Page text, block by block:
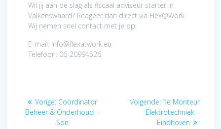
Wil jij aan de slag als fiscaal adviseur starter in
Valkenswaard? Reageer dan direct via Flex@Work.
Wij nemen snel contact met je op.
E-mail: info@flexatwork.eu
Telefoon: 06-20994526
Bericht
navigatie
Vorige: Vorig
bericht:
Coördinator
Beheer & Onderhoud –
Son
Volgende: Volgend
bericht:
1e Monteur
Elektrotechniek –
Eindhoven